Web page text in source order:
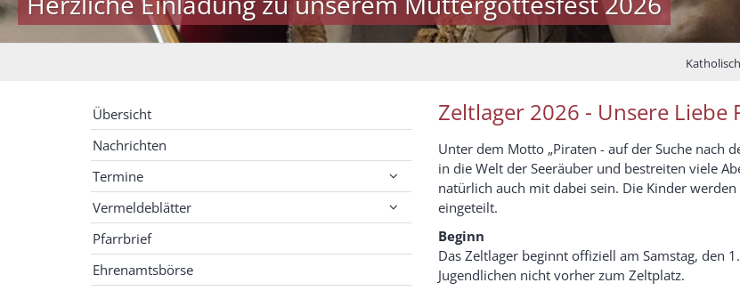
Zeltlager 2026 - Unsere Liebe
Unter dem Motto „Piraten - auf der Suche nach
in die Welt der Seeräuber und bestreiten viele
natürlich auch mit dabei sein. Die Kinder
eingeteilt.
Beginn
Das Zeltlager beginnt offiziell am Samstag, den
Jugendlichen nicht vorher zum Zeltplatz.
Übersicht
Nachrichten
Termine
Vermeldeblätter
Pfarrbrief
Ehrenamtsbörse